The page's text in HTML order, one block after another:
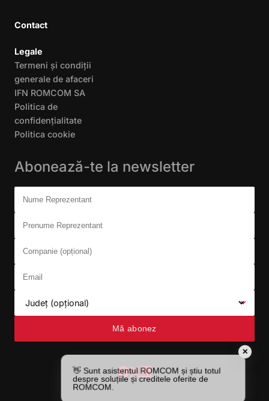
Contact
Legale
Termeni și condiții
generale de afaceri
IFN ROMCOM SA
Politica de
confidențialitate
Politica cookie
Abonează-te la newsletter
Don't fill this out:
Nume Reprezentant
Prenume Reprezentant
Companie (opțional)
Email
Județ (opțional)
Mă abonez
✕
👋 Sunt asistentul ROMCOM și știu totul
despre soluțiile și creditele oferite de
ROMCOM.